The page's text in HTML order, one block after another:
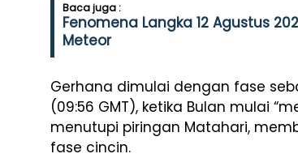
Baca juga :
Fenomena Langka 12 Agustus
Meteor
Gerhana dimulai dengan fase
(09:56 GMT), ketika Bulan mulai
menutupi piringan Matahari,
fase cincin.